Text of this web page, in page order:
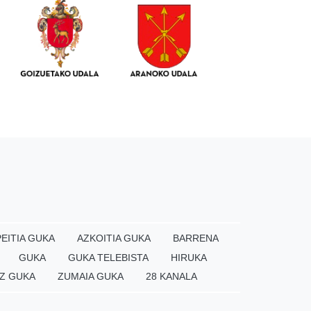
GUKA AZKOITIA GUKA
BARRENA
GUKA
GUKA TELEBISTA
HIRUKA
GUKA
ZUMAIA GUKA 28 KANALA